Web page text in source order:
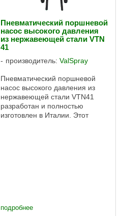
Пневматический поршневой
насос высокого давления
из нержавеющей стали VTN
41
производитель: ValSpray
Пневматический поршневой
насос высокого давления из
нержавеющей стали VTN41
разработан и полностью
изготовлен в Италии. Этот
подробнее